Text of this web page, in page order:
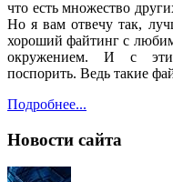
что есть множество
Но я вам отвечу так,
хороший файтинг с
окружением. И с
поспорить. Ведь такие
Подробнее...
Новости сайта